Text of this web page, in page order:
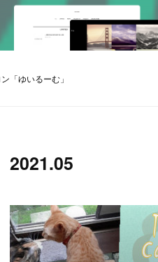
「ゆいるーむ」
2021.05